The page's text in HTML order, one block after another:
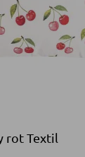
rot Textil